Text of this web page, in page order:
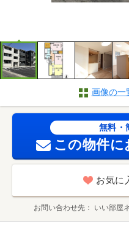
画像の一
無料・
この物件に
お気に
お問い合わせ先 いい部屋